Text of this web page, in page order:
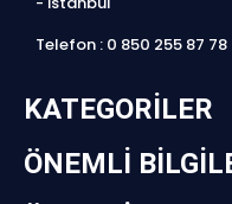
Telefon : 0 850 255 87 78
KATEGORILER
ÖNEMLI